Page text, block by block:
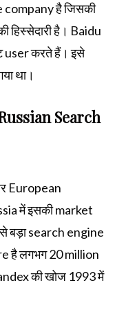
है जिसकी
है। Baidu
user करते हैं। इसे
था।
Search
European
में इसकी market
बड़ा search engine
है लगभग 20 million
की खोज 1993 में